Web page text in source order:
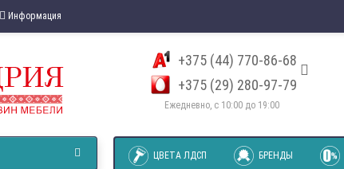
Информация
+375 (44) 770-86-68
+375 (29) 280-97-79
Ежедневно, с 10:00 до 19:00
ЦВЕТА ЛДСП БРЕНДЫ